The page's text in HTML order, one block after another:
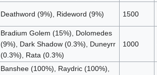
Deathword (9%), Rideword (9%) 1500
Bradium Golem (15%), Dolomedes
(9%), Dark Shadow (0.3%), Duneyrr
(0.3%), Rata (0.3%)
1000
Banshee (100%), Raydric (100%),